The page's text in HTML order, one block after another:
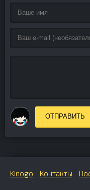
ОТПРАВИТЬ
Kinogo Контакты